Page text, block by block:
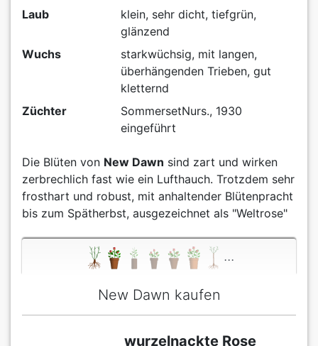
Laub
klein, sehr dicht, tiefgrün,
glänzend
Wuchs
starkwüchsig, mit langen,
überhängenden Trieben, gut
kletternd
Züchter
SommersetNurs., 1930
eingeführt
Die Blüten von New Dawn sind zart und wirken
zerbrechlich fast wie ein Lufthauch. Trotzdem sehr
frosthart und robust, mit anhaltender Blütenpracht
bis zum Spätherbst, ausgezeichnet als "Weltrose"
...
New Dawn kaufen
wurzelnackte Rose